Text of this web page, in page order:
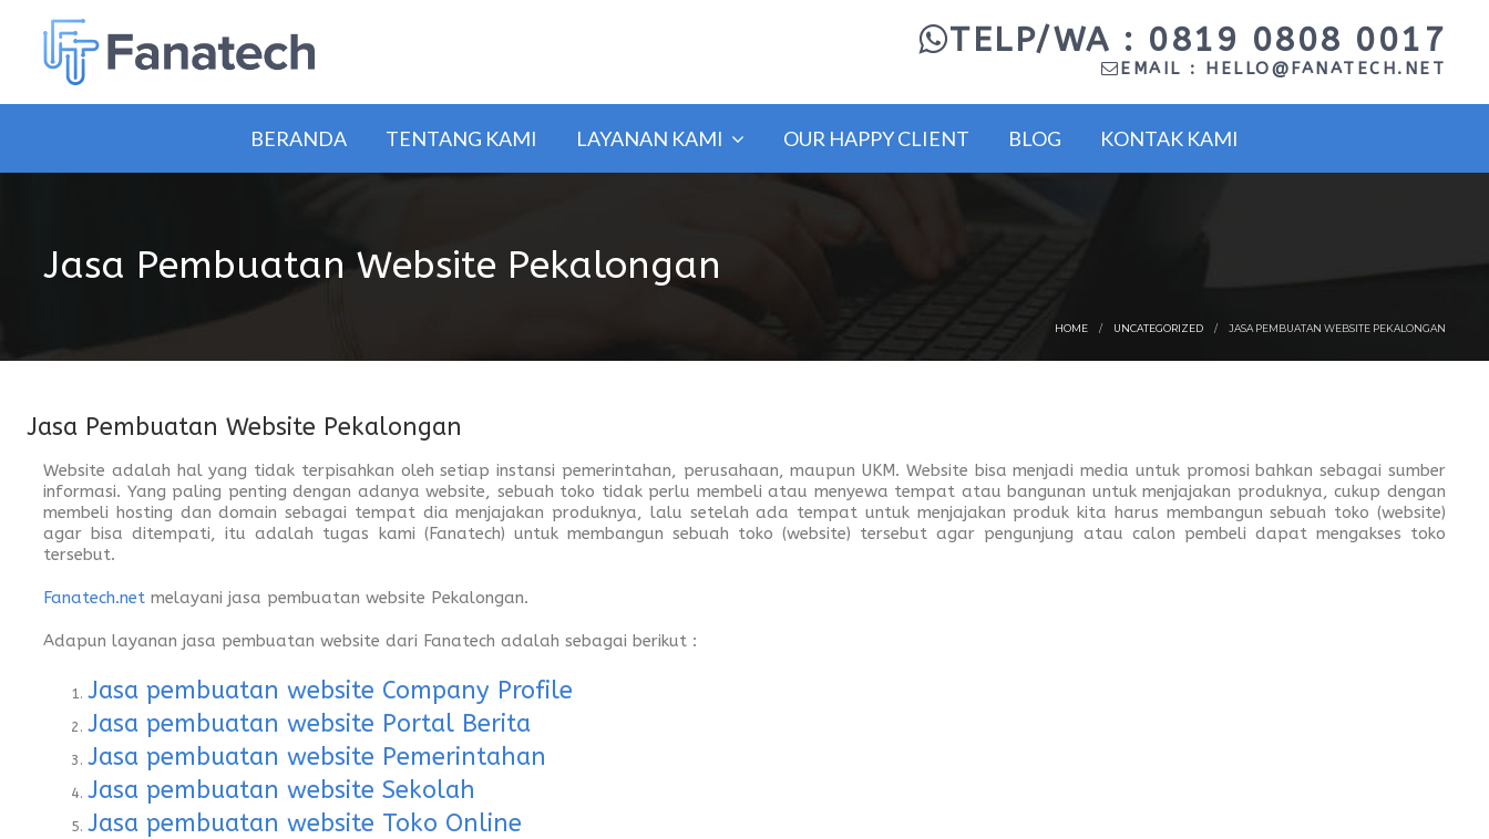
TELP/WA : 0819 0808 0017
EMAIL : HELLO@FANATECH.NET
BERANDA TENTANG KAMI LAYANAN KAMI OUR HAPPY CLIENT BLOG KONTAK KAMI
Jasa Pembuatan Website Pekalongan
HOME UNCATEGORIZED JASA PEMBUATAN WEBSITE PEKALONGAN
Jasa Pembuatan Website Pekalongan
Website adalah hal yang tidak terpisahkan oleh setiap instansi pemerintahan, perusahaan, maupun UKM. Website bisa menjadi media untuk promosi bahkan sebagai sumber
informasi. Yang paling penting dengan adanya website, sebuah toko tidak perlu membeli atau menyewa tempat atau bangunan untuk menjajakan produknya, cukup dengan
membeli hosting dan domain sebagai tempat dia menjajakan produknya, lalu setelah ada tempat untuk menjajakan produk kita harus membangun sebuah toko (website)
agar bisa ditempati, itu adalah tugas kami (Fanatech) untuk membangun sebuah toko (website) tersebut agar pengunjung atau calon pembeli dapat mengakses toko
tersebut.
Fanatech.net melayani jasa pembuatan website Pekalongan.
Adapun layanan jasa pembuatan website dari Fanatech adalah sebagai berikut :
Jasa pembuatan website Company Profile
Jasa pembuatan website Portal Berita
Jasa pembuatan website Pemerintahan
Jasa pembuatan website Sekolah
Jasa pembuatan website Toko Online